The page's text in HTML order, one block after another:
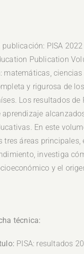
publicación: PISA
Publication
matemáticas,
y rigurosa de
Los resultados
aprendizaje
En este
tres áreas
investiga
y el
técnica:
PISA: resultados